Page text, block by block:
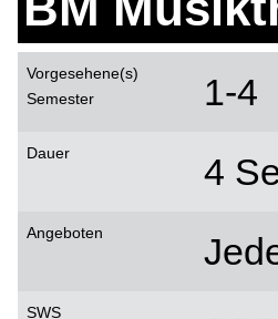
Vorgesehene(s)
Semester
1-4
Dauer 4
Angeboten
SWS